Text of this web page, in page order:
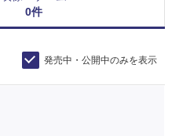
0件
発売中・公開中のみを表示